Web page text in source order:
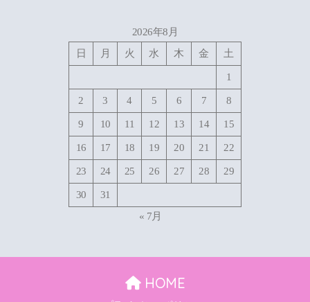
2026年8月
日
月 火 水 木 金 土
1
2 3 4 5 6 7 8
9 10 11 12 13 14 15
16 17 18 19 20 21 22
23 24 25 26 27 28 29
30
31
« 7月
HOME